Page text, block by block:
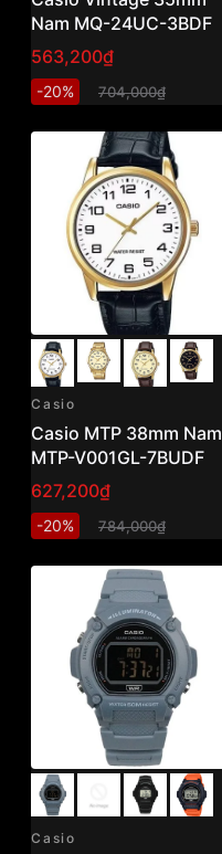
Nam MQ-24UC-3BDF
563,200₫
-20% 704,000₫
Casio
Casio MTP 38mm Nam
MTP-V001GL-7BUDF
627,200₫
-20% 784,000₫
Casio